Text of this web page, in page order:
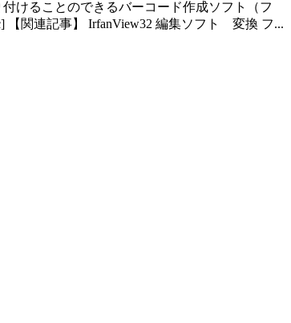
けることのできるバーコード作成ソフト（フ
【関連記事】 IrfanView32 編集ソフト 変換 フ...